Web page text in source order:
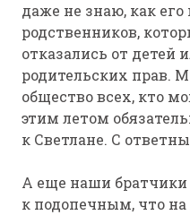
даже не знаю, как его
родственников,
отказались от
родительских прав.
общество всех, кто
этим летом
к Светлане. С
А еще наши братчики
к подопечным, что